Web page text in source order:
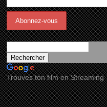
Trouves ton film en Streaming